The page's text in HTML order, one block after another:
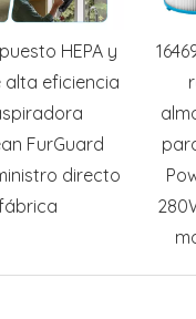
HEPA y
alta eficiencia
FurGuard
directo